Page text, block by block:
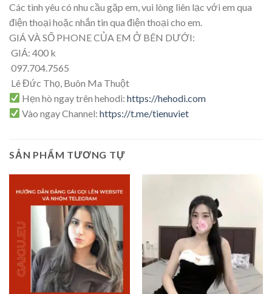
Các tình yêu có nhu cầu gặp em, vui lòng liên lạc với em qua
điện thoại hoặc nhắn tin qua điện thoại cho em.
GIÁ VÀ SỐ PHONE CỦA EM Ở BÊN DƯỚI:
GIÁ: 400 k
097.704.7565
Lê Đức Thọ, Buôn Ma Thuột
Hẹn hò ngay trên hehodi: https://hehodi.com
Vào ngay Channel:https://t.me/tienuviet
SẢN PHẨM TƯƠNG TỰ